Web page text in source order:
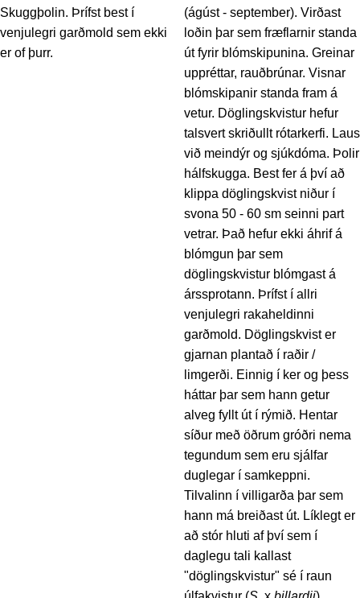
Skuggþolin. Þrífst best í
venjulegri garðmold sem ekki
er of þurr.
(ágúst - september). Virðast
loðin þar sem fræflarnir standa
út fyrir blómskipunina. Greinar
uppréttar, rauðbrúnar. Visnar
blómskipanir standa fram á
vetur. Döglingskvistur hefur
talsvert skriðullt rótarkerfi. Laus
við meindýr og sjúkdóma. Þolir
hálfskugga. Best fer á því að
klippa döglingskvist niður í
svona 50 - 60 sm seinni part
vetrar. Það hefur ekki áhrif á
blómgun þar sem
döglingskvistur blómgast á
árssprotann. Þrífst í allri
venjulegri rakaheldinni
garðmold. Döglingskvist er
gjarnan plantað í raðir /
limgerði. Einnig í ker og þess
háttar þar sem hann getur
alveg fyllt út í rýmið. Hentar
síður með öðrum gróðri nema
tegundum sem eru sjálfar
duglegar í samkeppni.
Tilvalinn í villigarða þar sem
hann má breiðast út. Líklegt er
að stór hluti af því sem í
daglegu tali kallast
"döglingskvistur" sé í raun